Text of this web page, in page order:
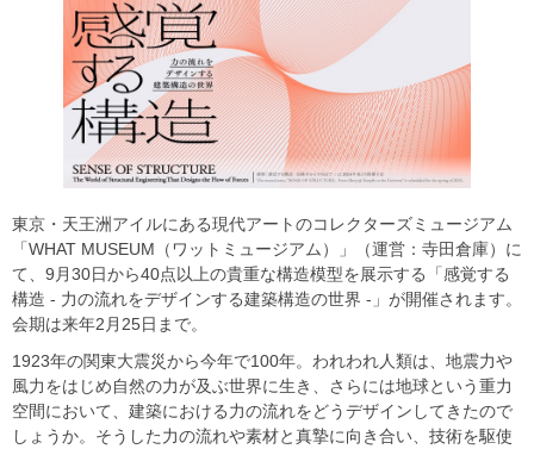
東京・天王洲アイルにある現代アートのコレクターズミュージアム
「WHAT MUSEUM（ワットミュージアム）」（運営：寺田倉庫）に
て、9月30日から40点以上の貴重な構造模型を展示する「感覚する
構造 - 力の流れをデザインする建築構造の世界 -」が開催されます。
会期は来年2月25日まで。
1923年の関東大震災から今年で100年。われわれ人類は、地震力や
風力をはじめ自然の力が及ぶ世界に生き、さらには地球という重力
空間において、建築における力の流れをどうデザインしてきたので
しょうか。そうした力の流れや素材と真摯に向き合い、技術を駆使